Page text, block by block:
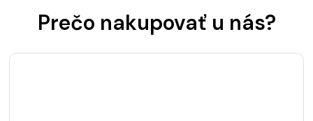
Prečo nakupovať u nás?